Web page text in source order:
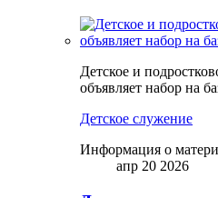
Детское и
объявляет набор на
Детское служение
Информация о
апр 20 2026